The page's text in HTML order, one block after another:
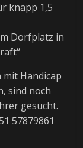
knapp 1,5
Dorfplatz in
Handicap
sind noch
gesucht.
57879861